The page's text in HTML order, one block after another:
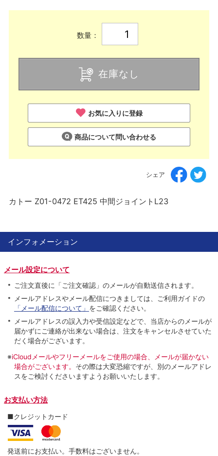
数量：
在庫なし
お気に入りに登録
商品について問い合わせる
シェア
カトー Z01-0472 ET425 中間ジョイントL23
インフォメーション
メール設定について
ご注文直後に「ご注文確認」のメールが自動送信されます。
メールアドレスやメール配信につきましては、ご利用ガイドの
「メール配信について」 をご確認ください。
メールアドレスの誤入力や受信設定などで、当店からのメールが
届かずにご連絡が出来ない場合は、注文をキャンセルさせていた
だく場合がございます。
※iCloudメールやフリーメールをご使用の場合、メールが届かない
場合がございます。 その際は大変恐縮ですが、別のメールアドレ
スをご検討くださいますようお願いいたします。
お支払い方法
■クレジットカード
発送前にお支払い。手数料はございません。